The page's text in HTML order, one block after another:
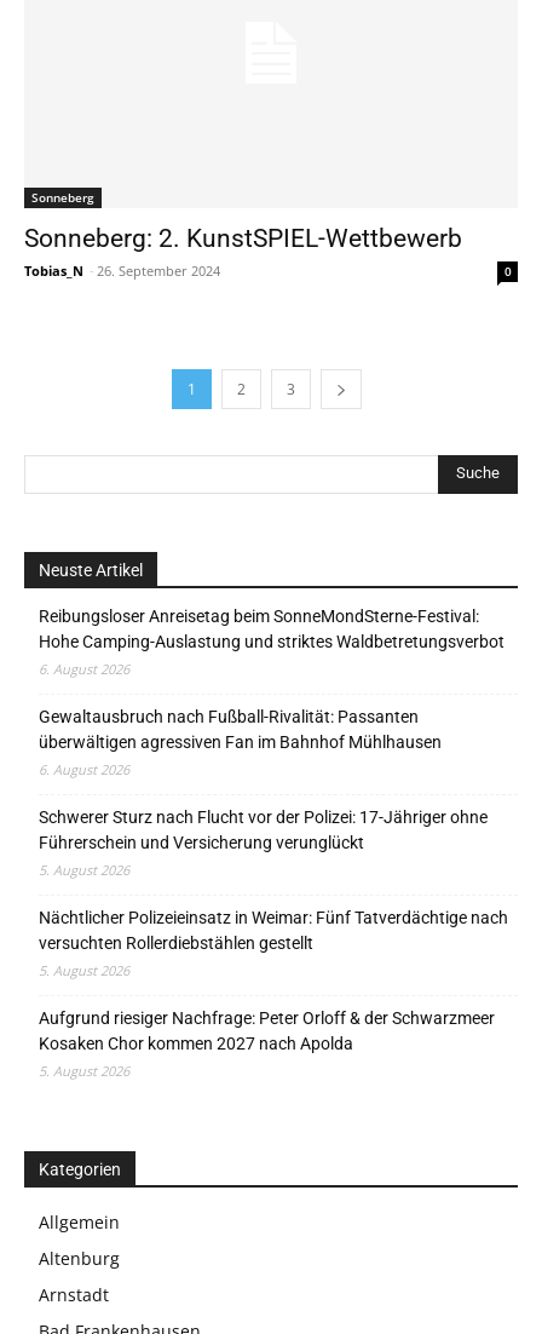
Sonneberg
Sonneberg: 2. KunstSPIEL-Wettbewerb
Tobias_N - 26. September 2024 0
1 2 3
Neuste Artikel
Reibungsloser Anreisetag beim SonneMondSterne-Festival:
Hohe Camping-Auslastung und striktes Waldbetretungsverbot
6. August 2026
Gewaltausbruch nach Fußball-Rivalität: Passanten
überwältigen agressiven Fan im Bahnhof Mühlhausen
6. August 2026
Schwerer Sturz nach Flucht vor der Polizei: 17-Jähriger ohne
Führerschein und Versicherung verunglückt
5. August 2026
Nächtlicher Polizeieinsatz in Weimar: Fünf Tatverdächtige nach
versuchten Rollerdiebstählen gestellt
5. August 2026
Aufgrund riesiger Nachfrage: Peter Orloff & der Schwarzmeer
Kosaken Chor kommen 2027 nach Apolda
5. August 2026
Kategorien
Allgemein
Altenburg
Arnstadt